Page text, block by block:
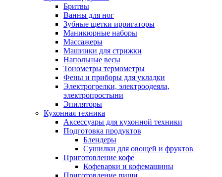
Бритвы
Ванны для ног
Зубные щетки ирригаторы
Маникюрные наборы
Массажеры
Машинки для стрижки
Напольные весы
Тонометры термометры
Фены и приборы для укладки
Электрогрелки, электроодеяла,
электропростыни
Эпиляторы
Кухонная техника
Аксессуары для кухонной техники
Подготовка продуктов
Блендеры
Сушилки для овощей и фруктов
Приготовление кофе
Кофеварки и кофемашины
Приготовление пищи